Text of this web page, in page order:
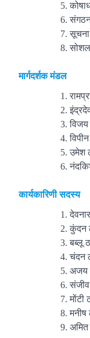
सूचना
सोशल
मार्गदर्शक मंडल
उमेश
कार्यकारिणी सदस्य
कुंदन
बब्लू
चंदन
अजय
मोंटी
मनीष